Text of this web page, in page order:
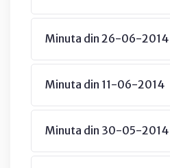
Minuta din 26-06-2014
Minuta din 11-06-2014
Minuta din 30-05-2014